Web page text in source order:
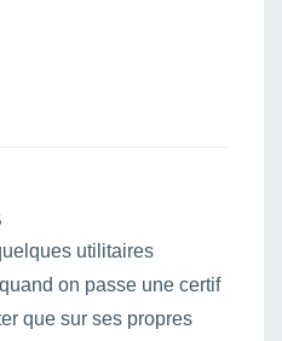
utilitaires
on passe une certif
que sur ses propres